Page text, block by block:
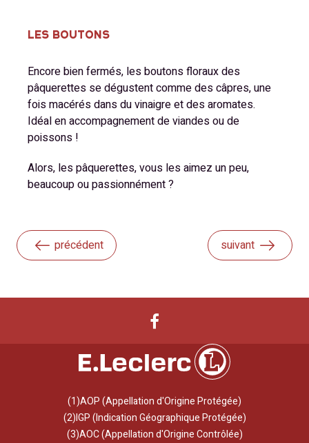
LES BOUTONS
Encore bien fermés, les boutons floraux des
pâquerettes se dégustent comme des câpres, une
fois macérés dans du vinaigre et des aromates.
Idéal en accompagnement de viandes ou de
poissons !
Alors, les pâquerettes, vous les aimez un peu,
beaucoup ou passionnément ?
précédent suivant
(1)AOP (Appellation d'Origine Protégée)
(2)IGP (Indication Géographique Protégée)
(3)AOC (Appellation d'Origine Contrôlée)